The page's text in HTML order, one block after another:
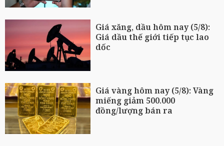
Giá xăng, dầu hôm nay (5/8):
Giá dầu thế giới tiếp tục lao
dốc
Giá vàng hôm nay (5/8): Vàng
miếng giảm 500.000
đồng/lượng bán ra